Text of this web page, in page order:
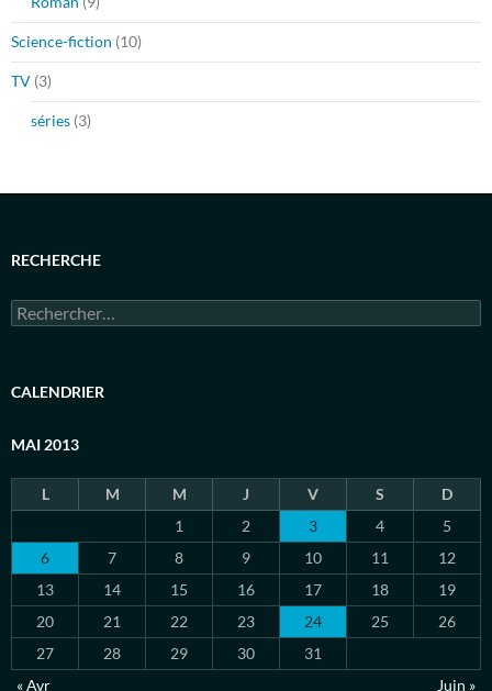
Science-fiction (10)
TV (3)
séries (3)
RECHERCHE
Rechercher :
CALENDRIER
MAI 2013
L M M J V S
D
1
2 3 4
5
6
7 8 9 10 11
12
13
14 15 16 17 18
19
20
21 22 23 24 25
26
27
28 29 30
31
« Avr
Juin »